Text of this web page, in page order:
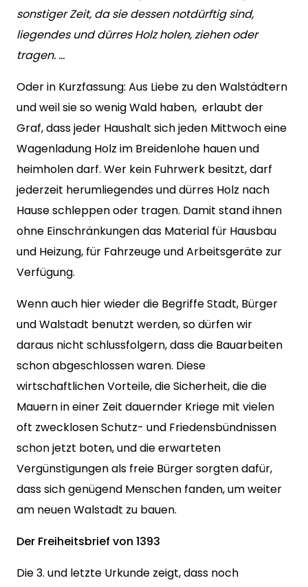
sonstiger Zeit, da sie dessen notdürftig sind,
liegendes und dürres Holz holen, ziehen oder
tragen. …
Oder in Kurzfassung: Aus Liebe zu den Walstädtern
und weil sie so wenig Wald haben, erlaubt der
Graf, dass jeder Haushalt sich jeden Mittwoch eine
Wagenladung Holz im Breidenlohe hauen und
heimholen darf. Wer kein Fuhrwerk besitzt, darf
jederzeit herumliegendes und dürres Holz nach
Hause schleppen oder tragen. Damit stand ihnen
ohne Einschränkungen das Material für Hausbau
und Heizung, für Fahrzeuge und Arbeitsgeräte zur
Verfügung.
Wenn auch hier wieder die Begriffe Stadt, Bürger
und Walstadt benutzt werden, so dürfen wir
daraus nicht schlussfolgern, dass die Bauarbeiten
schon abgeschlossen waren. Diese
wirtschaftlichen Vorteile, die Sicherheit, die die
Mauern in einer Zeit dauernder Kriege mit vielen
oft zwecklosen Schutz- und Friedensbündnissen
schon jetzt boten, und die erwarteten
Vergünstigungen als freie Bürger sorgten dafür,
dass sich genügend Menschen fanden, um weiter
am neuen Walstadt zu bauen.
Der Freiheitsbrief von 1393
Die 3. und letzte Urkunde zeigt, dass noch